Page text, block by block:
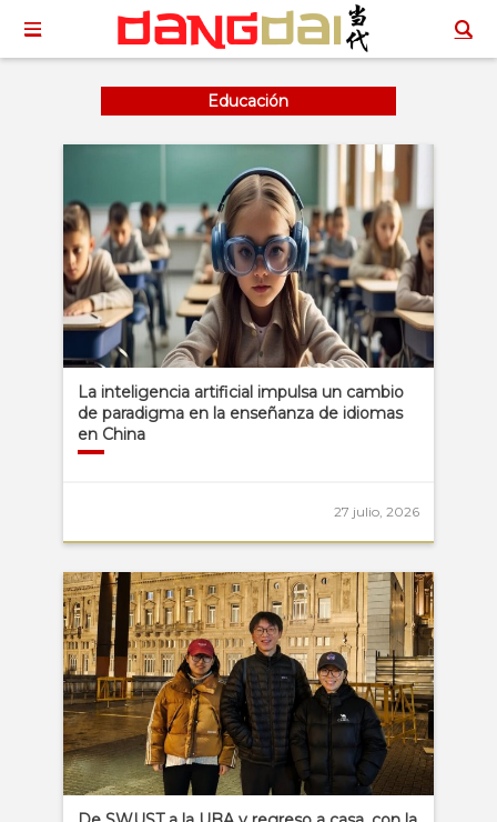
Educación
La inteligencia artificial impulsa un cambio
de paradigma en la enseñanza de idiomas
en China
27 julio, 2026